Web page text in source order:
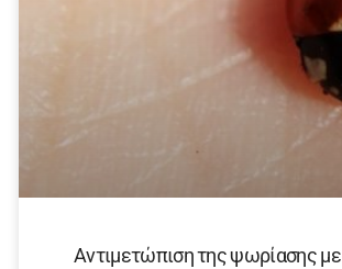
Αντιμετώπιση της ψωρίασης με